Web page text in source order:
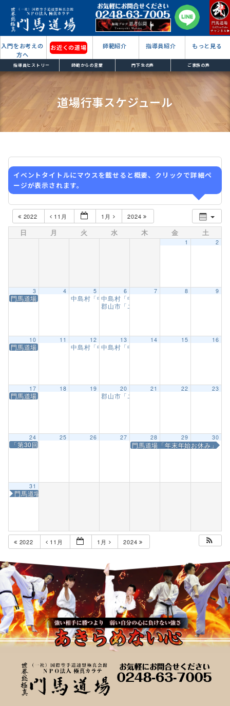
入門をお考えの
方へ
お近くの道場 師範紹介 指導員紹介 もっと見る
指導員ヒストリー 師範からの言葉 門下生の声 ご家族の声
道場行事スケジュール
イベントタイトルにマウスを載せると概要、クリックで詳細ペ
ージが表示されます。
2022 11月 1月 2024
日 月 火 水 木 金 土
1 2
3
門馬道場「県南地区納会」
4 5
中島村「中島幼稚園武道教室」【年中1回目】
6
中島村「中島幼稚園武道教室」【年中2回
郡山市「ユーパロ室ノ木保育園武道教室
7 8 9
10
門馬道場「県北地区納会」
11 12
中島村「中島幼稚園武道教室」【年少1回目】
13
中島村「中島幼稚園武道教室」【年少2回
14 15 16
17
門馬道場「郡山地区納会」
18 19 20
郡山市「ユーパロ室ノ木保育園武道教室
21 22 23
24
「第30回村正杯静岡県極真空手道選手権大会、静岡県極真空手道「型」
25 26 27 28
門馬道場「年末年始お休み」
29 30
31
門馬道場「年末年始お休み」
2022 11月 1月 2024